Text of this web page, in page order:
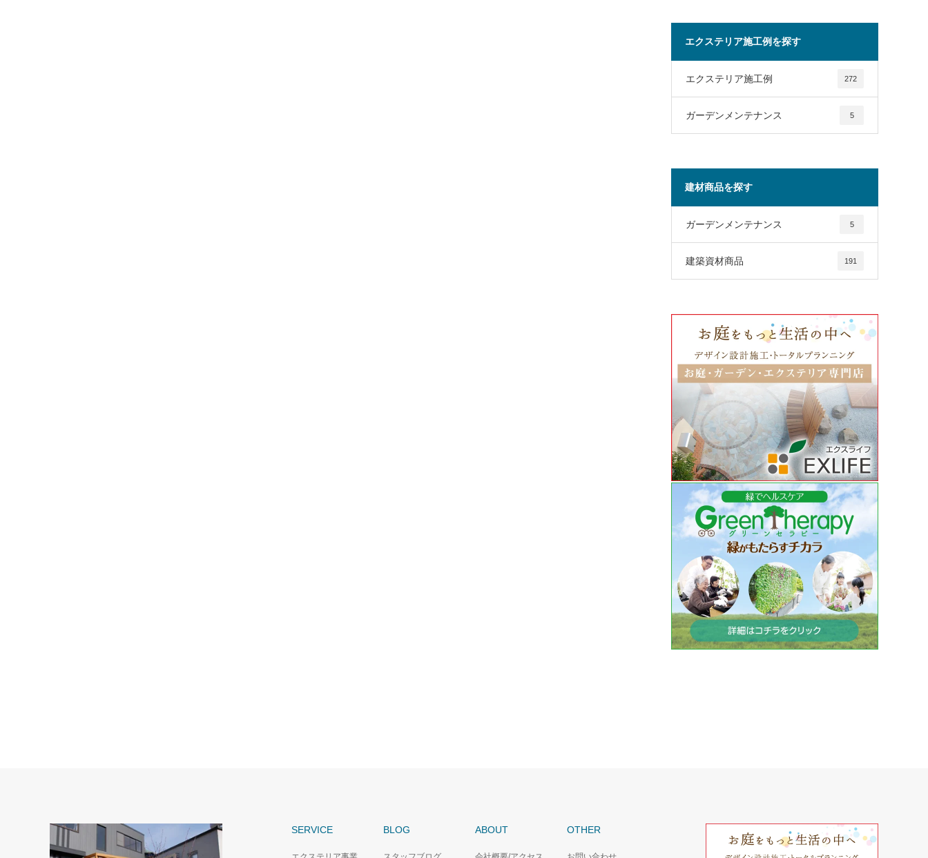
エクステリア施工例を探す
エクステリア施工例 272
ガーデンメンテナンス 5
建材商品を探す
ガーデンメンテナンス 5
建築資材商品 191
SERVICE BLOG ABOUT OTHER